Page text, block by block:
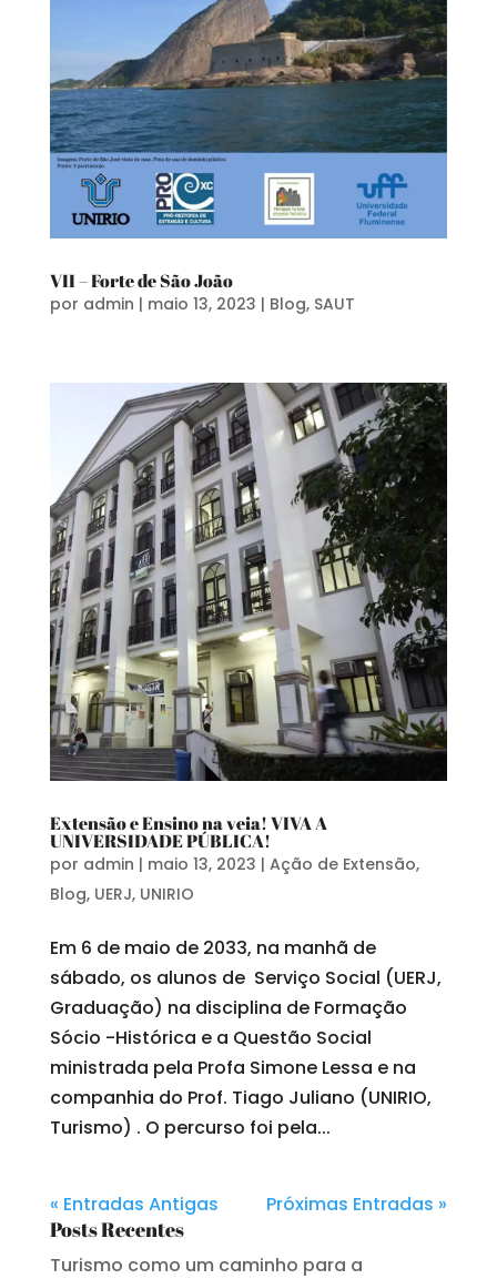
VII – Forte de São João
por admin | maio 13, 2023 | Blog, SAUT
Extensão e Ensino na veia! VIVA A
UNIVERSIDADE PÚBLICA!
por admin | maio 13, 2023 | Ação de Extensão,
Blog, UERJ, UNIRIO
Em 6 de maio de 2033, na manhã de
sábado, os alunos de Serviço Social (UERJ,
Graduação) na disciplina de Formação
Sócio -Histórica e a Questão Social
ministrada pela Profa Simone Lessa e na
companhia do Prof. Tiago Juliano (UNIRIO,
Turismo) . O percurso foi pela...
« Entradas Antigas Próximas Entradas »
Posts Recentes
Turismo como um caminho para a